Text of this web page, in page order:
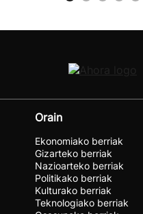
Orain
Ekonomiako berriak
Gizarteko berriak
Nazioarteko berriak
Politikako berriak
Kulturako berriak
Teknologiako berriak